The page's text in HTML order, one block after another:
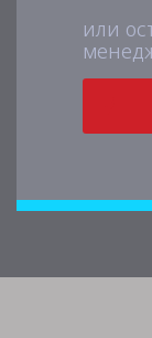
или